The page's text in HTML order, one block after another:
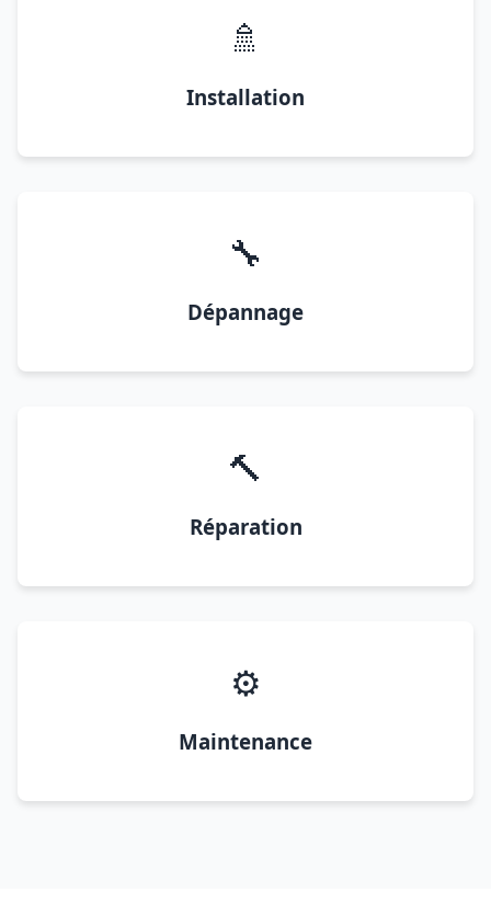
🚿
Installation
🔧
Dépannage
🔨
Réparation
⚙️
Maintenance